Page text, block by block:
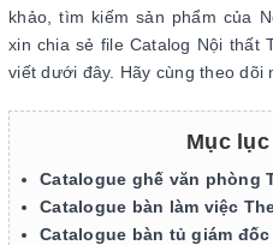
khảo, tìm kiếm sản phẩm của
xin chia sẻ file Catalog Nội thất
viết dưới đây. Hãy cùng theo dõi
Mục
Catalogue ghế văn phòng
Catalogue bàn làm việc
Catalogue bàn tủ giám đốc